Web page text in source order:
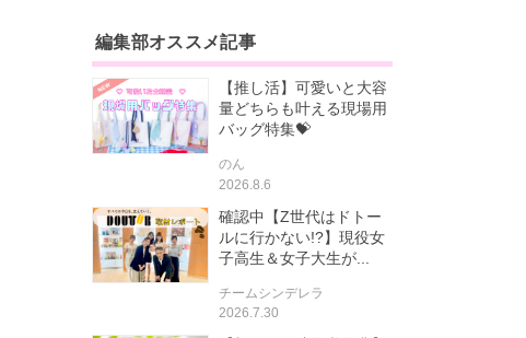
編集部オススメ記事
【推し活】可愛いと大容
量どちらも叶える現場用
バッグ特集💝
のん
2026.8.6
確認中【Z世代はドトー
ルに行かない!?】現役女
子高生＆女子大生が...
チームシンデレラ
2026.7.30